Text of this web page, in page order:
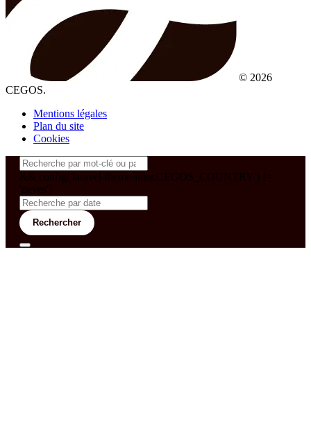
© 2026
CEGOS.
Mentions légales
Plan du site
Cookies
&& config('laravel-theme-inter.CEGOS_COUNTRY') !=
'neves')
Rechercher